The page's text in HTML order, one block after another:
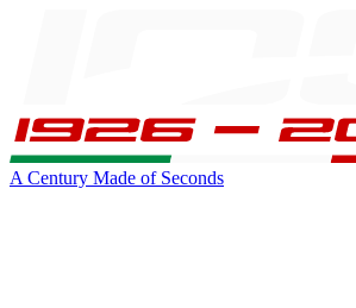
A Century Made of Seconds